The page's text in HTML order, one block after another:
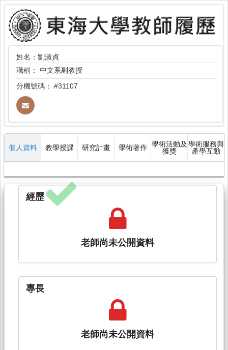
姓名：劉淑貞
職稱： 中文系副教授
分機號碼： #31107
個人資料 教學授課 研究計畫 學術著作 學術活動及
獲獎
學術服務與
產學互動
經歷
老師尚未公開資料
專長
老師尚未公開資料